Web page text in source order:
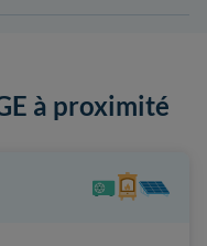
à proximité